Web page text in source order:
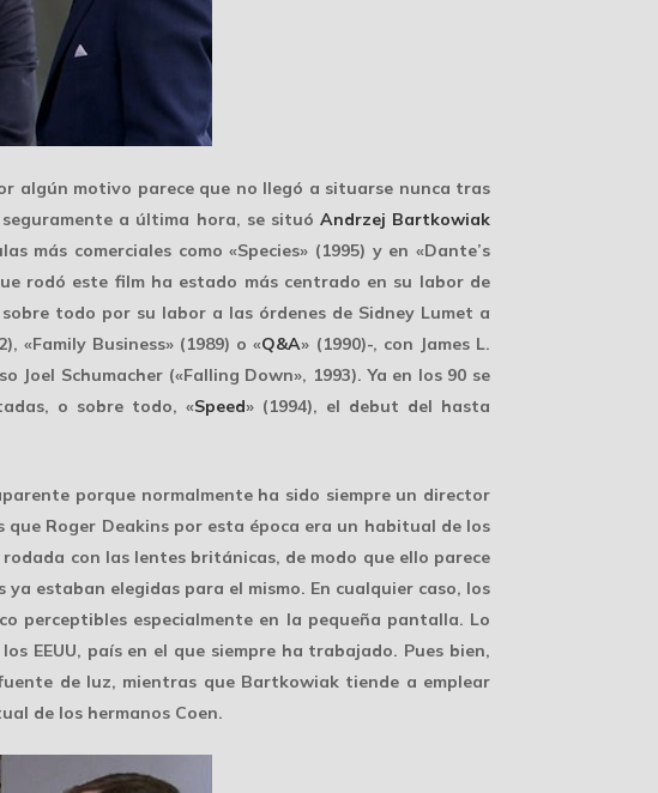
algún motivo parece que no llegó a situarse nunca tras
a última hora, se situó Andrzej Bartkowiak
comerciales como «Species» (1995) y en «Dante’s
rodó este film ha estado más centrado en su labor de
sobre todo por su labor a las órdenes de Sidney Lumet a
«Family Business» (1989) o «Q&A» (1990)-, con James L.
Joel Schumacher («Falling Down», 1993). Ya en los 90 se
o sobre todo, «Speed» (1994), el debut del hasta
porque normalmente ha sido siempre un director
Roger Deakins por esta época era un habitual de los
con las lentes británicas, de modo que ello parece
ya estaban elegidas para el mismo. En cualquier caso, los
perceptibles especialmente en la pequeña pantalla. Lo
EEUU, país en el que siempre ha trabajado. Pues bien,
de luz, mientras que Bartkowiak tiende a emplear
de los hermanos Coen.